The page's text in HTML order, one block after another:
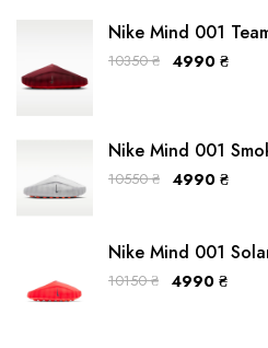
Nike Mind 001
10350₴ 4990 ₴
Nike Mind 001
10550₴ 4990 ₴
Nike Mind 001
10150₴ 4990 ₴